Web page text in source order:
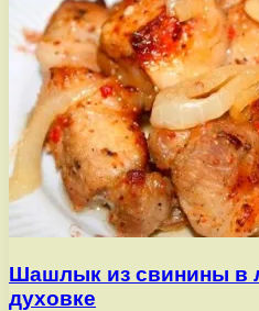
Шашлык из свинины в
духовке